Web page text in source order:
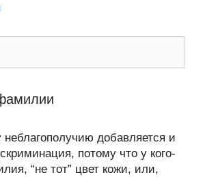
добавляется и
потому что у кого-
“не тот” цвет кожи, или,